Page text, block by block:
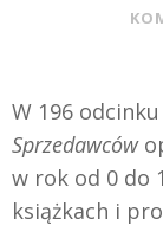
W 196 odcinku
Sprzedawców
w rok od 0 do
książkach i